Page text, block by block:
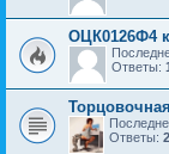
ОЦК0126Ф4
Ответы:
Ответы: